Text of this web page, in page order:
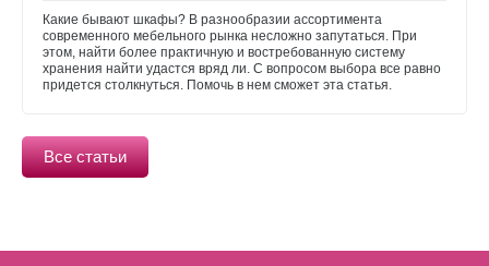
Какие бывают шкафы? В разнообразии ассортимента
современного мебельного рынка несложно запутаться. При
этом, найти более практичную и востребованную систему
хранения найти удастся вряд ли. С вопросом выбора все равно
придется столкнуться. Помочь в нем сможет эта статья.
Все статьи